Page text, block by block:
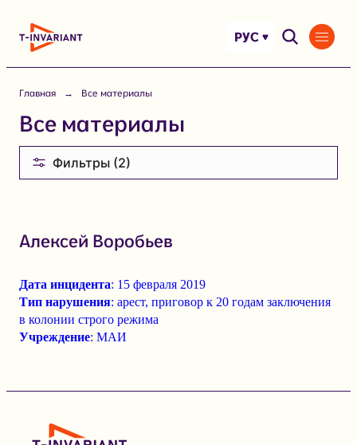
РУС
Главная Все материалы
Все материалы
Фильтры (2)
Алексей Воробьев
Дата инцидента: 15 февраля 2019
Тип нарушения: арест, приговор к 20 годам заключения
в колонии строго режима
Учреждение: МАИ